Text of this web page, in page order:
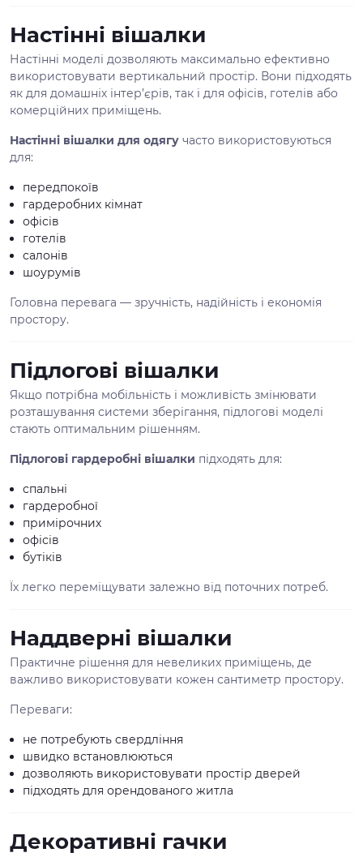
Настінні вішалки
Настінні моделі дозволяють максимально ефективно
використовувати вертикальний простір. Вони підходять
як для домашніх інтер’єрів, так і для офісів, готелів або
комерційних приміщень.
Настінні вішалки для одягу часто використовуються
для:
передпокоїв
гардеробних кімнат
офісів
готелів
салонів
шоурумів
Головна перевага — зручність, надійність і економія
простору.
Підлогові вішалки
Якщо потрібна мобільність і можливість змінювати
розташування системи зберігання, підлогові моделі
стають оптимальним рішенням.
Підлогові гардеробні вішалки підходять для:
спальні
гардеробної
примірочних
офісів
бутіків
Їх легко переміщувати залежно від поточних потреб.
Наддверні вішалки
Практичне рішення для невеликих приміщень, де
важливо використовувати кожен сантиметр простору.
Переваги:
не потребують свердління
швидко встановлюються
дозволяють використовувати простір дверей
підходять для орендованого житла
Декоративні гачки